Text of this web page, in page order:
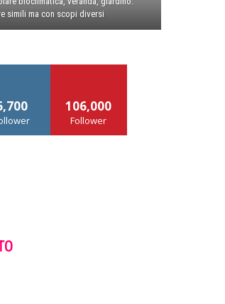
simili ma con scopi diversi
106,000
Follower